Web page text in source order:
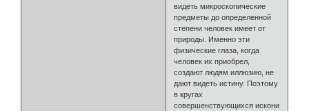
видеть микроскопические
предметы до определенной
степени человек имеет от
природы. Именно эти
физические глаза, когда
человек их приобрел,
создают людям иллюзию, не
дают видеть истину. Поэтому
в кругах
совершенствующихся искони